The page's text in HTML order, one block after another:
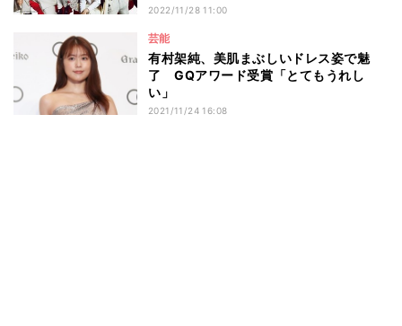
2022/11/28 11:00
芸能
有村架純、美肌まぶしいドレス姿で魅
了 GQアワード受賞「とてもうれし
い」
2021/11/24 16:08